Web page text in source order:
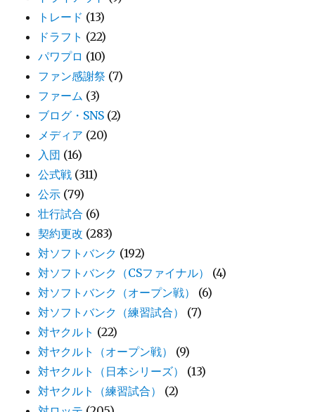
トレード (13)
ドラフト (22)
パワプロ (10)
ファン感謝祭 (7)
ファーム (3)
ブログ・SNS (2)
メディア (20)
入団 (16)
公式戦 (311)
公示 (79)
壮行試合 (6)
契約更改 (283)
対ソフトバンク (192)
対ソフトバンク（CSファイナル）
(4)
対ソフトバンク（オープン戦）
(6)
対ソフトバンク（練習試合）
(7)
対ヤクルト (22)
対ヤクルト（オープン戦）
(9)
対ヤクルト（日本シリーズ）
(13)
対ヤクルト（練習試合）
(2)